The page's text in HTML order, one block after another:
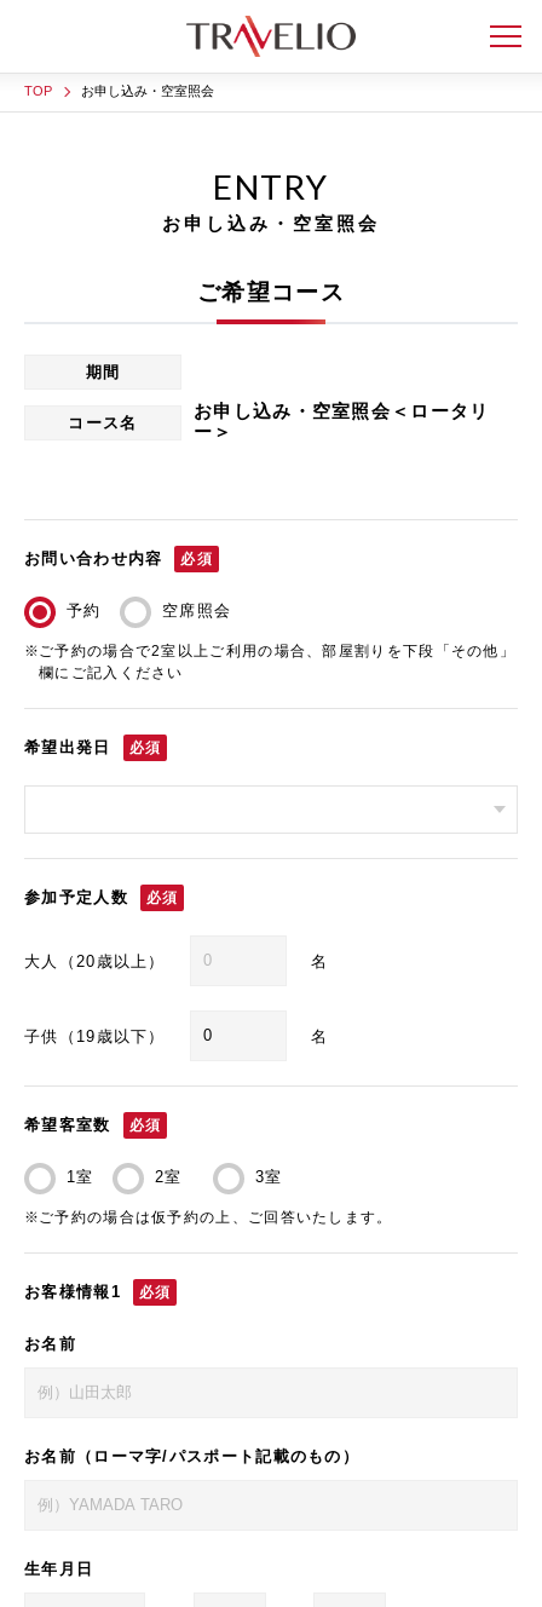
TOP お申し込み・空室照会
ENTRY
お申し込み・空室照会
ご希望コース
期間
コース名
お申し込み・空室照会＜ロータリ
ー＞
お問い合わせ内容 必須
予約 空席照会
ご予約の場合で2室以上ご利用の場合、部屋割りを下段「その他」
欄にご記入ください
希望出発日 必須
参加予定人数 必須
大人（20歳以上） 名
子供（19歳以下） 名
希望客室数 必須
1室 2室 3室
ご予約の場合は仮予約の上、ご回答いたします。
お客様情報1 必須
お名前
お名前（ローマ字/パスポート記載のもの）
生年月日